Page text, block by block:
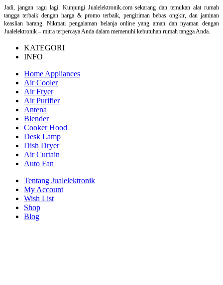
Jadi, jangan ragu lagi. Kunjungi Jualelektronik.com sekarang dan temukan alat rumah
tangga terbaik dengan harga & promo terbaik, pengiriman bebas ongkir, dan jaminan
keaslian barang. Nikmati pengalaman belanja online yang aman dan nyaman dengan
Jualelektronik – mitra terpercaya Anda dalam memenuhi kebutuhan rumah tangga Anda.
KATEGORI
INFO
Home Appliances
Air Cooler
Air Fryer
Air Purifier
Antena
Blender
Cooker Hood
Desk Lamp
Dish Dryer
Air Curtain
Auto Fan
Tentang Jualelektronik
My Account
Wish List
Shop
Blog